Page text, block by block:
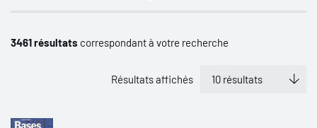
3461 résultats correspondant à votre recherche
Résultats affichés